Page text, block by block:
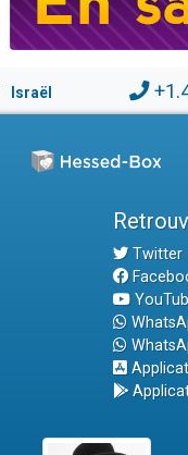
Israël
Twitter